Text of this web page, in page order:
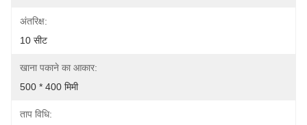
अंतरिक्ष:
10 सीट
खाना पकाने का आकार:
500 * 400 मिमी
ताप विधि: